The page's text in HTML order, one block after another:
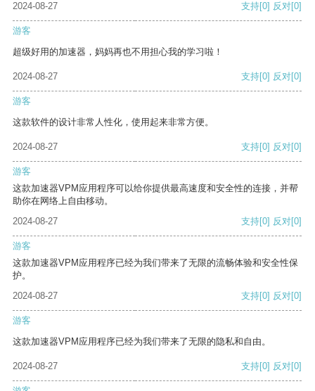
2024-08-27 支持[0] 反对[0]
游客
超级好用的加速器，妈妈再也不用担心我的学习啦！
2024-08-27 支持[0] 反对[0]
游客
这款软件的设计非常人性化，使用起来非常方便。
2024-08-27 支持[0] 反对[0]
游客
这款加速器VPM应用程序可以给你提供最高速度和安全性的连接，并帮
助你在网络上自由移动。
2024-08-27
支持[0] 反对[0]
游客
这款加速器VPM应用程序已经为我们带来了无限的流畅体验和安全性保
护。
2024-08-27
支持[0] 反对[0]
游客
这款加速器VPM应用程序已经为我们带来了无限的隐私和自由。
2024-08-27 支持[0] 反对[0]